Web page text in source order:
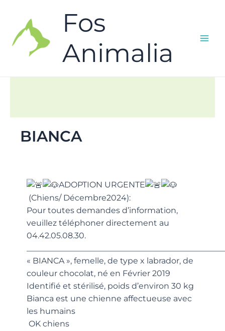
Fos
Animalia
BIANCA
ADOPTION URGENTE
(Chiens/ Décembre2024):
Pour toutes demandes d’information,
veuillez téléphoner directement au
04.42.05.08.30.
« BIANCA », femelle, de type x labrador, de
couleur chocolat, né en Février 2019
Identifié et stérilisé, poids d’environ 30 kg
Bianca est une chienne affectueuse avec
les humains
OK chiens